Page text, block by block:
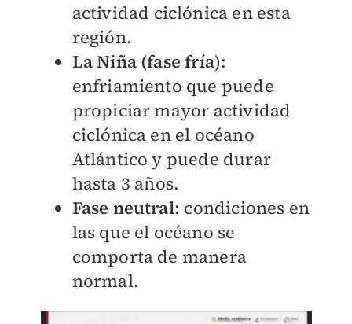
actividad ciclónica en esta
región.
La Niña (fase fría):
enfriamiento que puede
propiciar mayor actividad
ciclónica en el océano
Atlántico y puede durar
hasta 3 años.
Fase neutral: condiciones en
las que el océano se
comporta de manera
normal.